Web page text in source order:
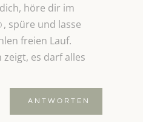
höre dir im
spüre und lasse
freien Lauf.
zeigt, es darf alles
ANTWORTEN